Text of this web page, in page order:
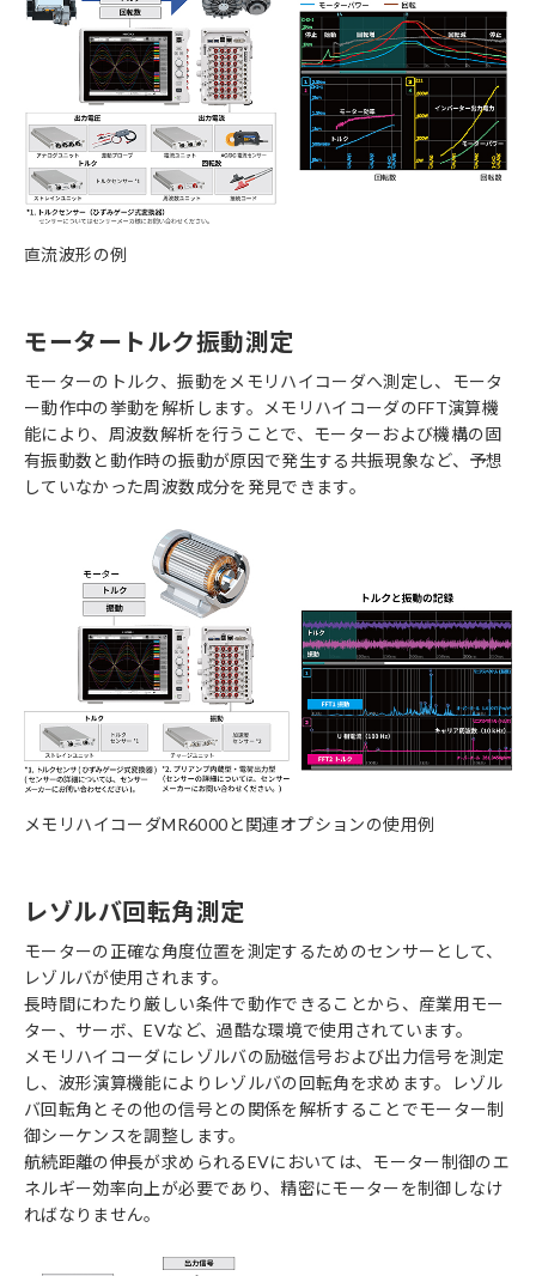
直流波形の例
モータートルク振動測定
モーターのトルク、振動をメモリハイコーダへ測定し、モータ
ー動作中の挙動を解析します。メモリハイコーダのFFT演算機
能により、周波数解析を行うことで、モーターおよび機構の固
有振動数と動作時の振動が原因で発生する共振現象など、予想
していなかった周波数成分を発見できます。
メモリハイコーダMR6000と関連オプションの使用例
レゾルバ回転角測定
モーターの正確な角度位置を測定するためのセンサーとして、
レゾルバが使用されます。
長時間にわたり厳しい条件で動作できることから、産業用モー
ター、サーボ、EVなど、過酷な環境で使用されています。
メモリハイコーダにレゾルバの励磁信号および出力信号を測定
し、波形演算機能によりレゾルバの回転角を求めます。レゾル
バ回転角とその他の信号との関係を解析することでモーター制
御シーケンスを調整します。
航続距離の伸長が求められるEVにおいては、モーター制御のエ
ネルギー効率向上が必要であり、精密にモーターを制御しなけ
ればなりません。